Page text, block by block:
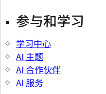
参与和学习
学习中心
AI 主题
AI 合作伙伴
AI 服务